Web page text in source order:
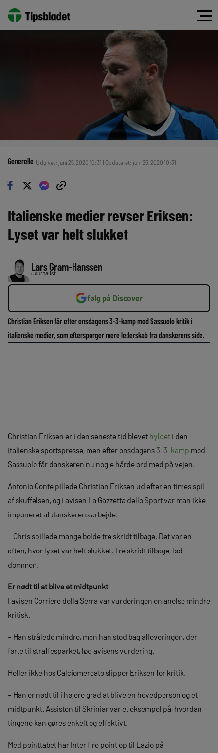
Generelle Udgivet: juni 25, 2020 10:31 | Opdateret: juni 25, 2020 10:31
Italienske medier revser Eriksen:
Lyset var helt slukket
Lars Gram-Hanssen
Journalist
følg på Discover
Christian Eriksen får efter onsdagens 3-3-kamp mod Sassuolo kritik i
italienske medier, som efterspørger mere lederskab fra danskerens side.
Christian Eriksen er i den seneste tid blevet hyldet i den
italienske sportspresse, men efter onsdagens 3-3-kamp mod
Sassuolo får danskeren nu nogle hårde ord med på vejen.
Antonio Conte pillede Christian Eriksen ud efter en times spil
af skuffelsen, og i avisen La Gazzetta dello Sport var man ikke
imponeret af danskerens arbejde.
– Chris spillede mange bolde tre skridt tilbage. Det var en
aften, hvor lyset var helt slukket. Tre skridt tilbage, lød
dommen.
Er nødt til at blive et midtpunkt
I avisen Corriere della Serra var vurderingen en anelse mindre
kritisk.
– Han strålede mindre, men han stod bag afleveringen, der
førte til straffesparket, lød avisens vurdering.
Heller ikke hos Calciomercato slipper Eriksen for kritik.
– Han er nødt til i højere grad at blive en hovedperson og et
midtpunkt. Assisten til Skriniar var et eksempel på, hvordan
tingene kan gøres enkelt og effektivt.
Med pointtabet har Inter fire point op til Lazio på